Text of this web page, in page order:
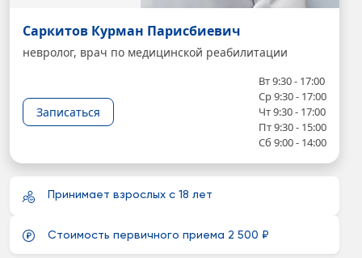
Саркитов Курман Парисбиевич
невролог, врач по медицинской реабилитации
Записаться
Вт 9:30 - 17:00
Ср 9:30 - 17:00
Чт 9:30 - 17:00
Пт 9:30 - 15:00
Сб 9:00 - 14:00
Принимает взрослых с 18 лет
Стоимость первичного приема 2 500 ₽